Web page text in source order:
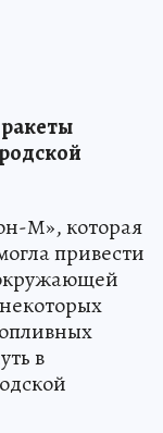
М», которая
привести
в